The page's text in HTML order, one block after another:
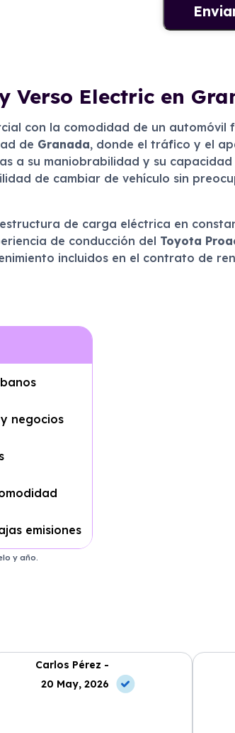
Verso Electric en
con la comodidad de un automóvil
de Granada, donde el tráfico y el
a su maniobrabilidad y su
de cambiar de vehículo sin
de carga eléctrica en
de conducción del Toyota
incluidos en el contrato de
negocios
emisiones
y año.
Carlos Pérez -
20 May, 2026